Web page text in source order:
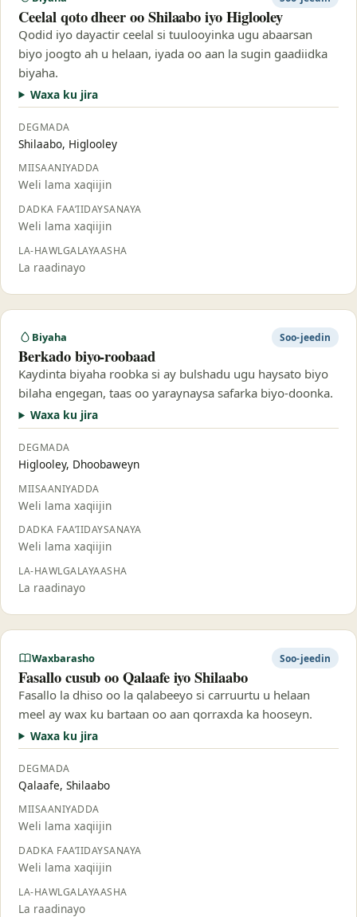
Ceelal qoto dheer oo Shilaabo iyo Higlooley
Qodid iyo dayactir ceelal si tuulooyinka ugu abaarsan
biyo joogto ah u helaan, iyada oo aan la sugin gaadiidka
biyaha.
Waxa ku jira
DEGMADA
Shilaabo, Higlooley
MIISAANIYADDA
Weli lama xaqiijin
DADKA FAA’IIDAYSANAYA
Weli lama xaqiijin
LA-HAWLGALAYAASHA
La raadinayo
Biyaha Soo-jeedin
Berkado biyo-roobaad
Kaydinta biyaha roobka si ay bulshadu ugu haysato biyo
bilaha engegan, taas oo yaraynaysa safarka biyo-doonka.
Waxa ku jira
DEGMADA
Higlooley, Dhoobaweyn
MIISAANIYADDA
Weli lama xaqiijin
DADKA FAA’IIDAYSANAYA
Weli lama xaqiijin
LA-HAWLGALAYAASHA
La raadinayo
Waxbarasho Soo-jeedin
Fasallo cusub oo Qalaafe iyo Shilaabo
Fasallo la dhiso oo la qalabeeyo si carruurtu u helaan
meel ay wax ku bartaan oo aan qorraxda ka hooseyn.
Waxa ku jira
DEGMADA
Qalaafe, Shilaabo
MIISAANIYADDA
Weli lama xaqiijin
DADKA FAA’IIDAYSANAYA
Weli lama xaqiijin
LA-HAWLGALAYAASHA
La raadinayo